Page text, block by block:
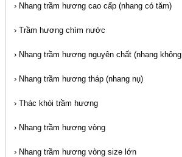
› Nhang trầm hương cao cấp (nhang có tăm)
› Trầm hương chìm nước
› Nhang trầm hương nguyên chất (nhang
› Nhang trầm hương tháp (nhang nụ)
› Thác khói trầm hương
› Nhang trầm hương vòng
› Nhang trầm hương vòng size lớn